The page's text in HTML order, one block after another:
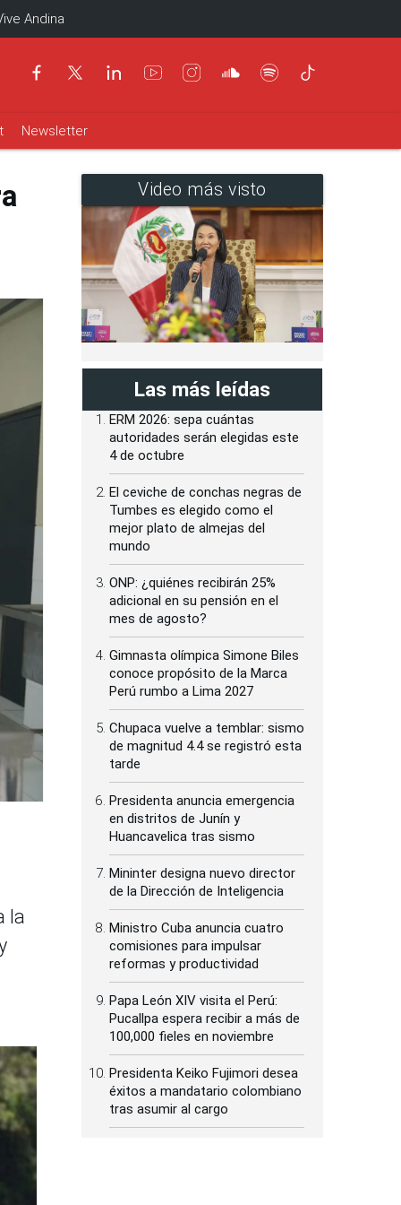
Andina
Newsletter
la
Video más visto
Las más leídas
ERM 2026: sepa cuántas
autoridades serán elegidas este
4 de octubre
El ceviche de conchas negras de
Tumbes es elegido como el
mejor plato de almejas del
mundo
ONP: ¿quiénes recibirán 25%
adicional en su pensión en el
mes de agosto?
Gimnasta olímpica Simone Biles
conoce propósito de la Marca
Perú rumbo a Lima 2027
Chupaca vuelve a temblar: sismo
de magnitud 4.4 se registró esta
tarde
Presidenta anuncia emergencia
en distritos de Junín y
Huancavelica tras sismo
Mininter designa nuevo director
de la Dirección de Inteligencia
Ministro Cuba anuncia cuatro
comisiones para impulsar
reformas y productividad
Papa León XIV visita el Perú:
Pucallpa espera recibir a más de
100,000 fieles en noviembre
Presidenta Keiko Fujimori desea
éxitos a mandatario colombiano
tras asumir al cargo